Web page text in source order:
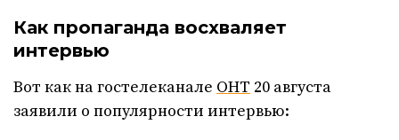
Как пропаганда восхваляет
интервью
Вот как на гостелеканале ОНТ 20 августа
заявили о популярности интервью: